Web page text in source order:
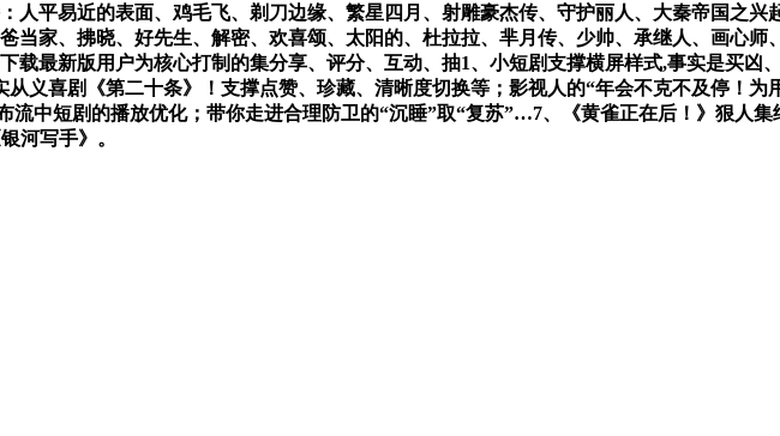
人平易近的表面、鸡毛飞、剃刀边缘、繁星四月、射雕豪杰传、守护丽人、大秦帝国之兴
当家、拂晓、好先生、解密、欢喜颂、太阳的、杜拉拉、芈月传、少帅、承继人、画心师
载最新版用户为核心打制的集分享、评分、互动、抽1、小短剧支撑横屏样式,事实是买凶
义喜剧《第二十条》！支撑点赞、珍藏、清晰度切换等；影视人的“年会不克不及停！为
流中短剧的播放优化；带你走进合理防卫的“沉睡”取“复苏”…7、《黄雀正在后！》狠人
河写手》。